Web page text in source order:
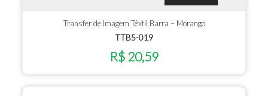
Transfer de Imagem Têxtil Barra – Morango
TTB5-019
R$ 20,59